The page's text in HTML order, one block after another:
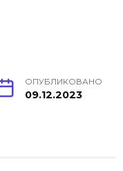
ОПУБЛИКОВАНО
09.12.2023